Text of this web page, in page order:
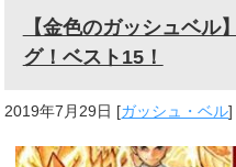
【金色のガッシュベル
グ！ベスト15！
2019年7月29日 [ガッシュ・ベル]